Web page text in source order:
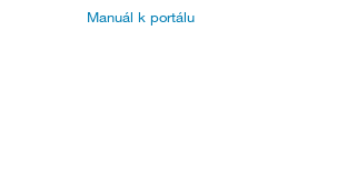
Manuál k portálu